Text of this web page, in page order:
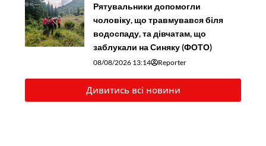
Рятувальники допомогли
чоловіку, що травмувався біля
водоспаду, та дівчатам, що
заблукали на Синяку (ФОТО)
08/08/2026 13:14 Reporter
Дивитись всі новини